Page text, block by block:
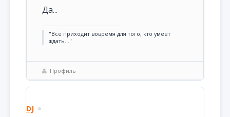
Да...
"Всё приходит вовремя для того, кто умеет
ждать..."
Профиль
DJ